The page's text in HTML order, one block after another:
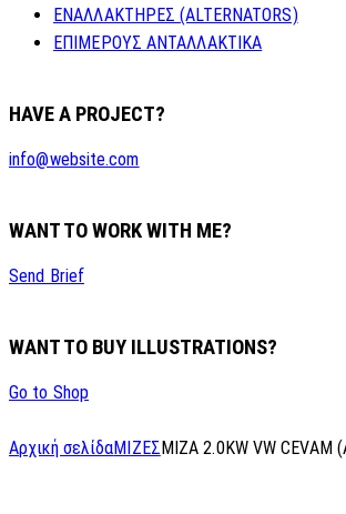
ΕΝΑΛΛΑΚΤΗΡΕΣ (ALTERNATORS)
ΕΠΙΜΕΡΟΥΣ ΑΝΤΑΛΛΑΚΤΙΚΑ
HAVE A PROJECT?
info@website.com
WANT TO WORK WITH ME?
Send Brief
WANT TO BUY ILLUSTRATIONS?
Go to Shop
Αρχική σελίδαΜΙΖΕΣ MIZA 2.0KW VW CEVAM